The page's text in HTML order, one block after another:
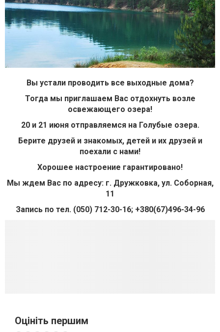
Вы устали проводить все выходные дома?
Тогда мы приглашаем Вас отдохнуть возле
освежающего озера!
20 и 21 июня отправляемся на Голубые озера.
Берите друзей и знакомых, детей и их друзей и
поехали с нами!
Хорошее настроение гарантировано!
Мы ждем Вас по адресу: г. Дружковка, ул. Соборная,
11
Запись по тел. (050) 712-30-16; +380(67)496-34-96
Оцініть першим